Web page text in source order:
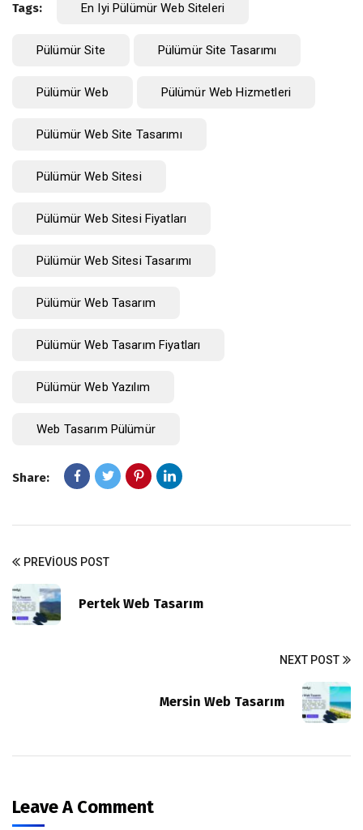
Tags: En Iyi Pülümür Web Siteleri
Pülümür Site Pülümür Site Tasarımı
Pülümür Web Pülümür Web Hizmetleri
Pülümür Web Site Tasarımı
Pülümür Web Sitesi
Pülümür Web Sitesi Fiyatları
Pülümür Web Sitesi Tasarımı
Pülümür Web Tasarım
Pülümür Web Tasarım Fiyatları
Pülümür Web Yazılım
Web Tasarım Pülümür
Share:
PREVIOUS POST
Pertek Web Tasarım
NEXT POST
Mersin Web Tasarım
Leave A Comment